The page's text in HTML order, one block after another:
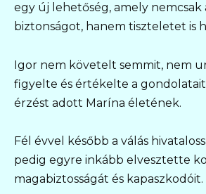
egy új lehetőség, amely nemcsak
biztonságot, hanem tiszteletet is
Igor nem követelt semmit, nem
figyelte és értékelte a
érzést adott Marína életének.
Fél évvel később a válás
pedig egyre inkább elvesztette
magabiztosságát és kapaszkodóit.